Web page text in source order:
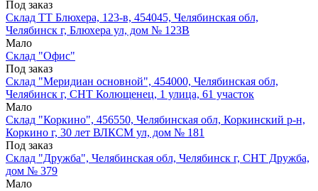
Под заказ
Склад ТТ Блюхера, 123-в, 454045, Челябинская обл,
Челябинск г, Блюхера ул, дом № 123В
Мало
Склад "Офис"
Под заказ
Склад "Меридиан основной", 454000, Челябинская обл,
Челябинск г, СНТ Колющенец, 1 улица, 61 участок
Мало
Склад "Коркино", 456550, Челябинская обл, Коркинский р-н,
Коркино г, 30 лет ВЛКСМ ул, дом № 181
Под заказ
Склад "Дружба", Челябинская обл, Челябинск г, СНТ Дружба,
дом № 379
Мало